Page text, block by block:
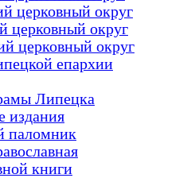
церковный округ
церковный округ
церковный округ
епархии
Липецка
издания
паломник
книги